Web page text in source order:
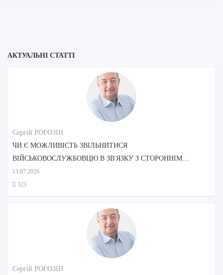
АКТУАЛЬНІ СТАТТІ
Сергій РОГОЗІН
ЧИ Є МОЖЛИВІСТЬ ЗВІЛЬНИТИСЯ
ВІЙСЬКОВОСЛУЖБОВЦЮ В ЗВ'ЯЗКУ З СТОРОННІМ
ДОГЛЯДОМ МАТЕРІ?
13.07.2026
323
Сергій РОГОЗІН